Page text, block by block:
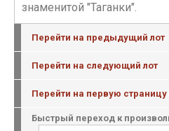
знаменитой "Таганки".
Перейти на предыдущий лот
Перейти на следующий лот
Перейти на первую страницу
Быстрый переход к